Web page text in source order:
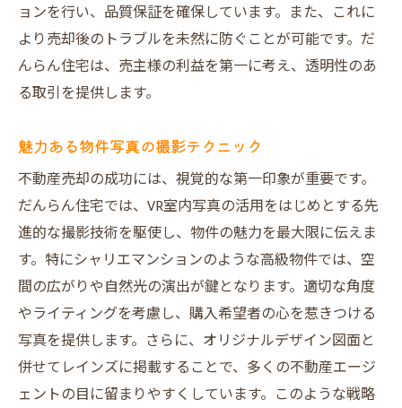
ョンを行い、品質保証を確保しています。また、これに
より売却後のトラブルを未然に防ぐことが可能です。だ
んらん住宅は、売主様の利益を第一に考え、透明性のあ
る取引を提供します。
魅力ある物件写真の撮影テクニック
不動産売却の成功には、視覚的な第一印象が重要です。
だんらん住宅では、VR室内写真の活用をはじめとする先
進的な撮影技術を駆使し、物件の魅力を最大限に伝えま
す。特にシャリエマンションのような高級物件では、空
間の広がりや自然光の演出が鍵となります。適切な角度
やライティングを考慮し、購入希望者の心を惹きつける
写真を提供します。さらに、オリジナルデザイン図面と
併せてレインズに掲載することで、多くの不動産エージ
ェントの目に留まりやすくしています。このような戦略